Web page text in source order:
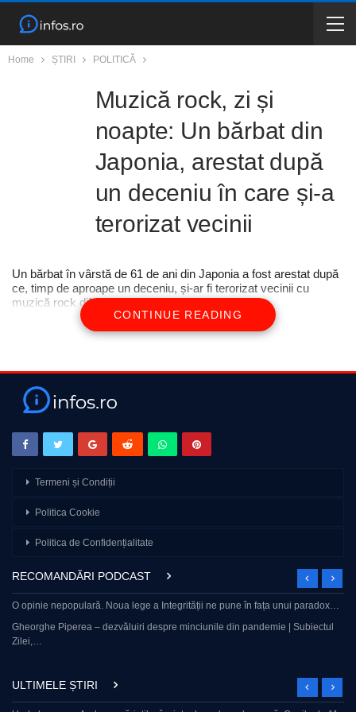
Home ȘTIRI POLITICĂ
Muzică rock, zi și
noapte: Un bărbat din
Japonia, arestat după
un deceniu în care și-a
terorizat vecinii
Un bărbat în vârstă de 61 de ani din Japonia a fost arestat după
ce, timp de aproape un deceniu, și-ar fi terorizat vecinii cu
muzică rock difuzată la volum foarte ridicat.
CONTINUE READING
Termeni și Condiții
Politica Cookie
Politica de Confidențialitate
RECOMANDĂRI PODCAST
O opinie nepopulară. Noua lege a Integrității ne pune în fața unui paradox…
Gheorghe Piperea – dezvăluiri despre minciunile din pandemie | Subiectul
Zilei,…
ULTIMELE ȘTIRI